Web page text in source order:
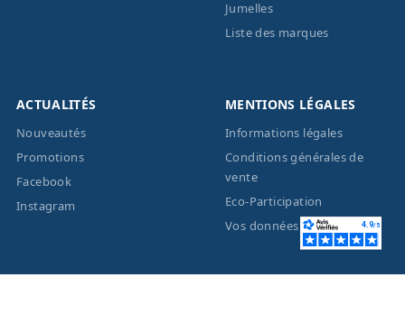
Jumelles
Liste des marques
ACTUALITÉS
Nouveautés
Promotions
Facebook
Instagram
MENTIONS LÉGALES
Informations légales
Conditions générales de
vente
Eco-Participation
Vos données personnelles